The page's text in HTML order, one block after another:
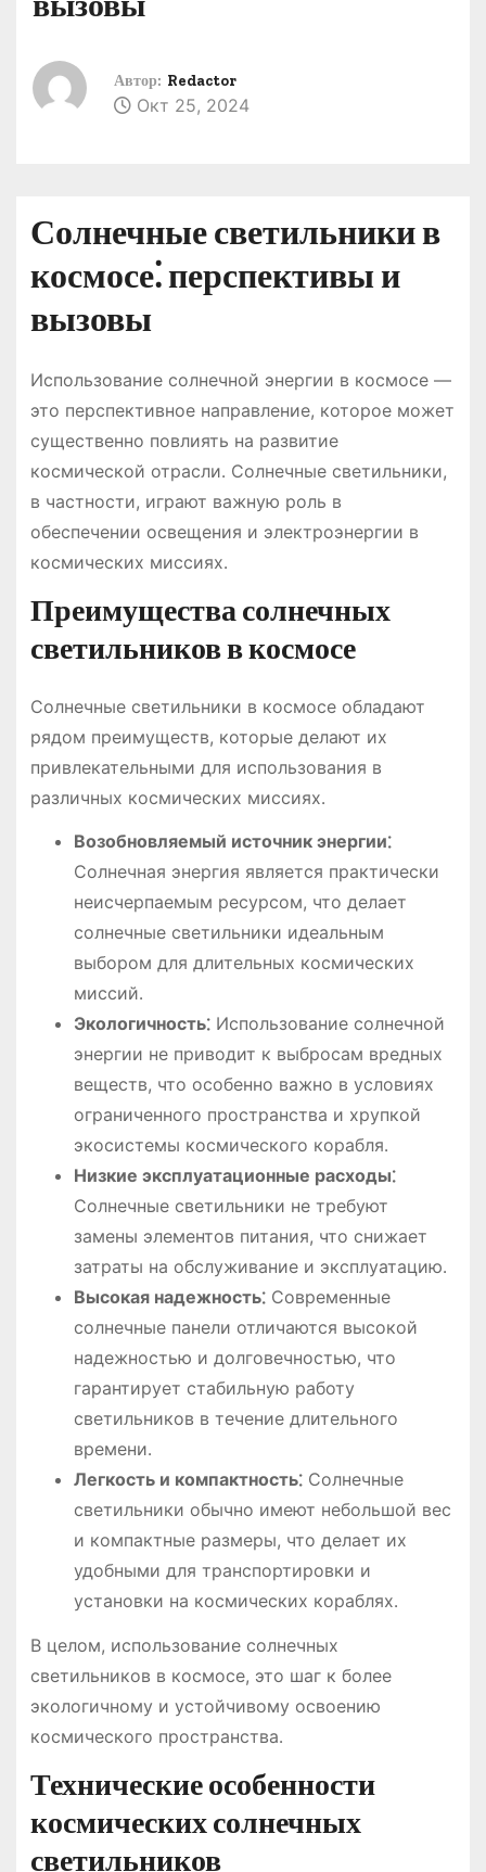
Автор: Redactor
Окт 25, 2024
Солнечные светильники в
космосе⁚ перспективы и
вызовы
Использование солнечной энергии в космосе —
это перспективное направление, которое может
существенно повлиять на развитие
космической отрасли․ Солнечные светильники,
в частности, играют важную роль в
обеспечении освещения и электроэнергии в
космических миссиях․
Преимущества солнечных
светильников в космосе
Солнечные светильники в космосе обладают
рядом преимуществ, которые делают их
привлекательными для использования в
различных космических миссиях․
Возобновляемый источник энергии⁚
Солнечная энергия является практически
неисчерпаемым ресурсом, что делает
солнечные светильники идеальным
выбором для длительных космических
миссий․
Экологичность⁚Использование солнечной
энергии не приводит к выбросам вредных
веществ, что особенно важно в условиях
ограниченного пространства и хрупкой
экосистемы космического корабля․
Низкие эксплуатационные расходы⁚
Солнечные светильники не требуют
замены элементов питания, что снижает
затраты на обслуживание и эксплуатацию․
Высокая надежность⁚Современные
солнечные панели отличаются высокой
надежностью и долговечностью, что
гарантирует стабильную работу
светильников в течение длительного
времени․
Легкость и компактность⁚Солнечные
светильники обычно имеют небольшой вес
и компактные размеры, что делает их
удобными для транспортировки и
установки на космических кораблях․
В целом, использование солнечных
светильников в космосе, это шаг к более
экологичному и устойчивому освоению
космического пространства․
Технические особенности
космических солнечных
светильников